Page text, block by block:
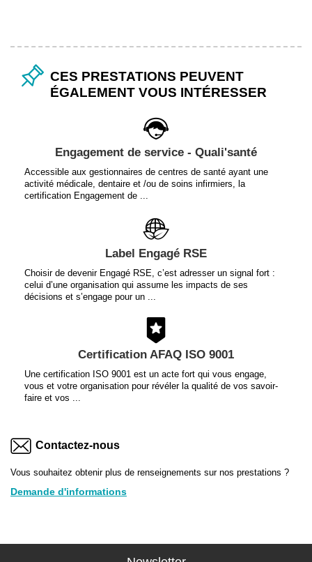
CES PRESTATIONS PEUVENT
ÉGALEMENT VOUS INTÉRESSER
Engagement de service - Quali'santé
Accessible aux gestionnaires de centres de santé ayant une
activité médicale, dentaire et /ou de soins infirmiers, la
certification Engagement de ...
Label Engagé RSE
Choisir de devenir Engagé RSE, c’est adresser un signal fort :
celui d’une organisation qui assume les impacts de ses
décisions et s’engage pour un ...
Certification AFAQ ISO 9001
Une certification ISO 9001 est un acte fort qui vous engage,
vous et votre organisation pour révéler la qualité de vos savoir-
faire et vos ...
Contactez-nous
Vous souhaitez obtenir plus de renseignements sur nos prestations ?
Demande d'informations